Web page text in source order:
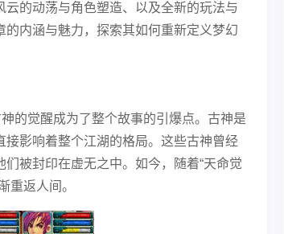
的动荡与角色塑造、以及全新的玩法与
内涵与魅力，探索其如何重新定义梦幻
的觉醒成为了整个故事的引爆点。古神是
影响着整个江湖的格局。这些古神曾经
被封印在虚无之中。如今，随着“天命觉
重返人间。